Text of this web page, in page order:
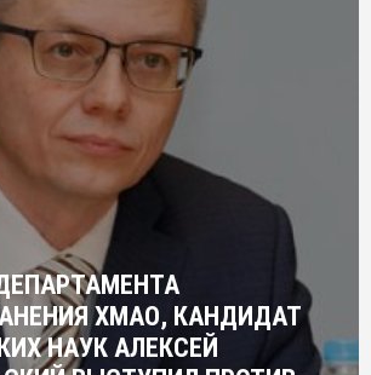
ХМАО, КАНДИДАТ
НАУК АЛЕКСЕЙ